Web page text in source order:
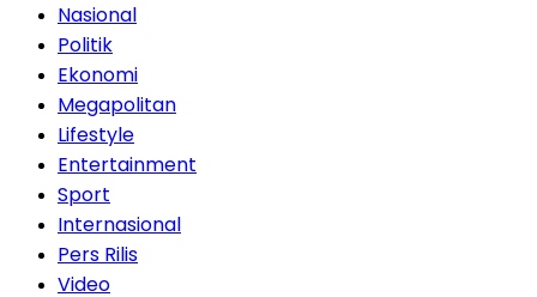
Nasional
Politik
Ekonomi
Megapolitan
Lifestyle
Entertainment
Sport
Internasional
Pers Rilis
Video